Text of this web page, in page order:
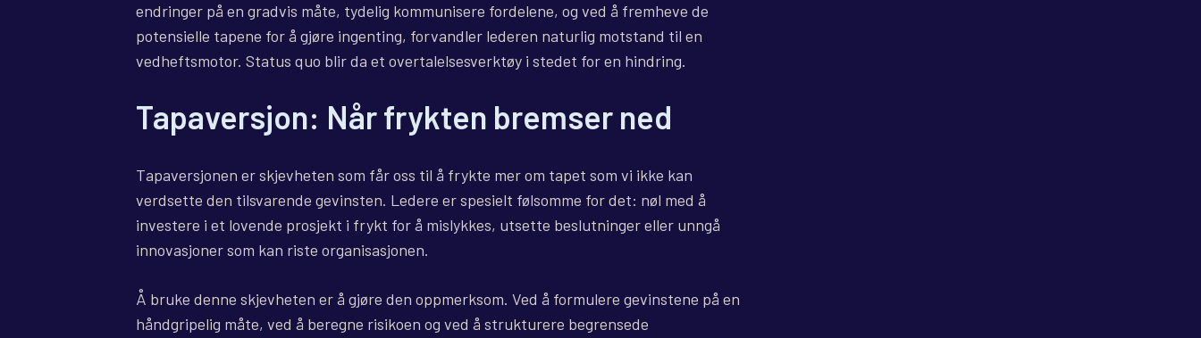
endringer på en gradvis måte, tydelig kommunisere fordelene, og ved å fremheve de
potensielle tapene for å gjøre ingenting, forvandler lederen naturlig motstand til en
vedheftsmotor. Status quo blir da et overtalelsesverktøy i stedet for en hindring.
Tapaversjon: Når frykten bremser ned
Tapaversjonen er skjevheten som får oss til å frykte mer om tapet som vi ikke kan
verdsette den tilsvarende gevinsten. Ledere er spesielt følsomme for det: nøl med å
investere i et lovende prosjekt i frykt for å mislykkes, utsette beslutninger eller unngå
innovasjoner som kan riste organisasjonen.
Å bruke denne skjevheten er å gjøre den oppmerksom. Ved å formulere gevinstene på en
håndgripelig måte, ved å beregne risikoen og ved å strukturere begrensede